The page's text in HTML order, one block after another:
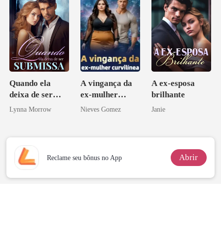
Ela
Quando ela
deixa de ser
submissa
Lynna Morrow
A vingança da
ex-mulher
curvilínea
Nieves Gomez
A ex-esposa
brilhante
Janie
Reclame seu bônus no App Abrir